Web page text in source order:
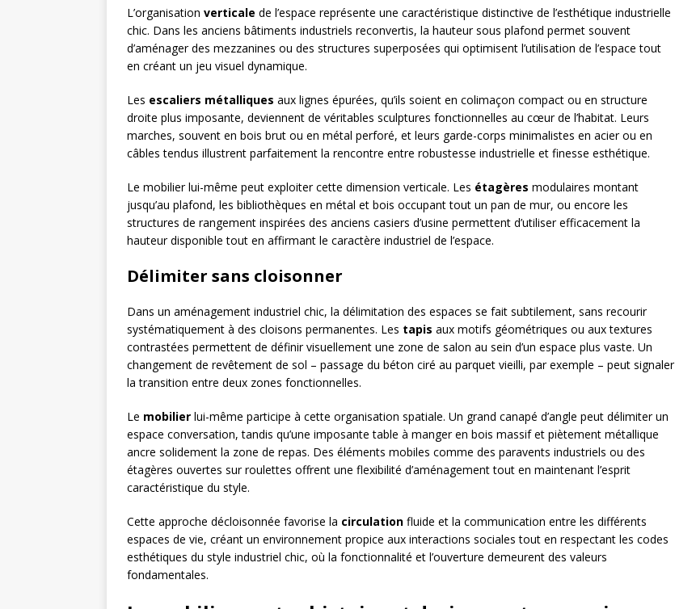
L’organisation verticale de l’espace représente une caractéristique distinctive de l’esthétique industrielle
chic. Dans les anciens bâtiments industriels reconvertis, la hauteur sous plafond permet souvent
d’aménager des mezzanines ou des structures superposées qui optimisent l’utilisation de l’espace tout
en créant un jeu visuel dynamique.
Les escaliers métalliques aux lignes épurées, qu’ils soient en colimaçon compact ou en structure
droite plus imposante, deviennent de véritables sculptures fonctionnelles au cœur de l’habitat. Leurs
marches, souvent en bois brut ou en métal perforé, et leurs garde-corps minimalistes en acier ou en
câbles tendus illustrent parfaitement la rencontre entre robustesse industrielle et finesse esthétique.
Le mobilier lui-même peut exploiter cette dimension verticale. Les étagères modulaires montant
jusqu’au plafond, les bibliothèques en métal et bois occupant tout un pan de mur, ou encore les
structures de rangement inspirées des anciens casiers d’usine permettent d’utiliser efficacement la
hauteur disponible tout en affirmant le caractère industriel de l’espace.
Délimiter sans cloisonner
Dans un aménagement industriel chic, la délimitation des espaces se fait subtilement, sans recourir
systématiquement à des cloisons permanentes. Les tapis aux motifs géométriques ou aux textures
contrastées permettent de définir visuellement une zone de salon au sein d’un espace plus vaste. Un
changement de revêtement de sol – passage du béton ciré au parquet vieilli, par exemple – peut signaler
la transition entre deux zones fonctionnelles.
Le mobilier lui-même participe à cette organisation spatiale. Un grand canapé d’angle peut délimiter un
espace conversation, tandis qu’une imposante table à manger en bois massif et piètement métallique
ancre solidement la zone de repas. Des éléments mobiles comme des paravents industriels ou des
étagères ouvertes sur roulettes offrent une flexibilité d’aménagement tout en maintenant l’esprit
caractéristique du style.
Cette approche décloisonnée favorise la circulation fluide et la communication entre les différents
espaces de vie, créant un environnement propice aux interactions sociales tout en respectant les codes
esthétiques du style industriel chic, où la fonctionnalité et l’ouverture demeurent des valeurs
fondamentales.